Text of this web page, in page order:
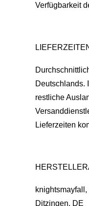
Verfügbarkeit
Deutschlands.
restliche
Lieferzeiten
Ditzingen, DE